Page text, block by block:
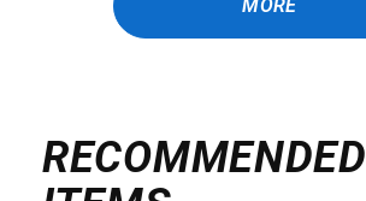
MORE
RECOMMENDED